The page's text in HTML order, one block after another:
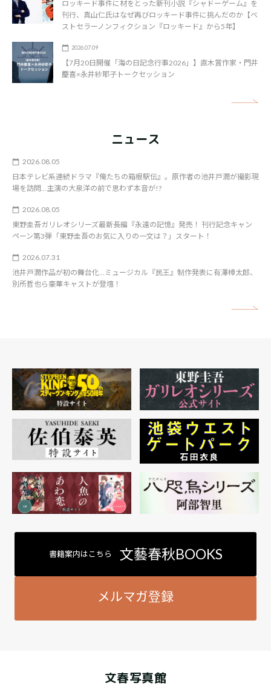
ロッキード事件に材をとった新刊小説『シャドーゲーム』を
刊行、真山仁氏はなぜ再びロッキード事件に挑んだのか【ベ
ストセラーノンフィクション『ロッキード』から5年】
2026.07.09
【7月20日開催「海の日記念行事2026」】直木賞作家・門井
慶喜×永井紗耶子トークセッション
ニュース
2026.08.05
日本テレビ系連続ドラマ『俺たちの箱根駅伝』。原作者の池井戸潤が撮影現
場を訪問…主演の大泉洋の前で思わず本音が!?
2026.08.05
東野圭吾ガリレオシリーズ最新長編『永遠の記憶』発売！ 刊行記念キャン
ペーン第3弾「東野圭吾のお気に入りの一文は？」スタート！
2026.07.31
池井戸潤作品が初の舞台化…ミュージカル『民王』制作発表に有澤樟太郎、
別所哲也ら豪華キャストが登壇！
書籍案内はこちら 文藝春秋BOOKS
メルマガ登録
文春写真館